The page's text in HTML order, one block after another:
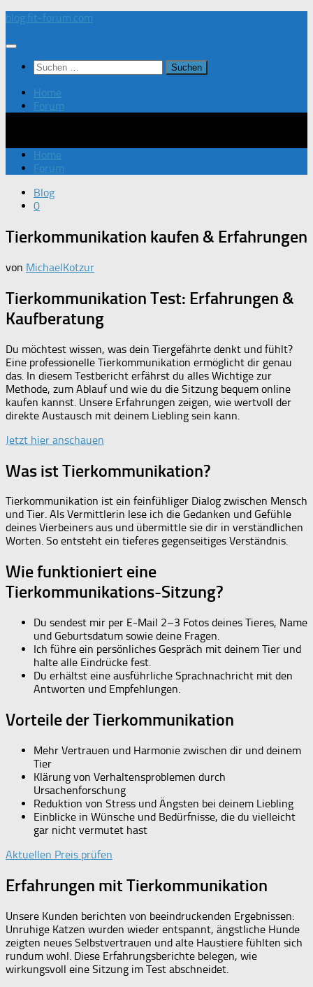
Zum
springen
blog.fit-forum.com
Suchen
nach:
Home
Forum
Home
Forum
Blog
0
Tierkommunikation kaufen & Erfahrungen
von MichaelKotzur
Tierkommunikation Test: Erfahrungen &
Kaufberatung
Du möchtest wissen, was dein Tiergefährte denkt und fühlt?
Eine professionelle Tierkommunikation ermöglicht dir genau
das. In diesem Testbericht erfährst du alles Wichtige zur
Methode, zum Ablauf und wie du die Sitzung bequem online
kaufen kannst. Unsere Erfahrungen zeigen, wie wertvoll der
direkte Austausch mit deinem Liebling sein kann.
Jetzt hier anschauen
Was ist Tierkommunikation?
Tierkommunikation ist ein feinfühliger Dialog zwischen Mensch
und Tier. Als Vermittlerin lese ich die Gedanken und Gefühle
deines Vierbeiners aus und übermittle sie dir in verständlichen
Worten. So entsteht ein tieferes gegenseitiges Verständnis.
Wie funktioniert eine
Tierkommunikations-Sitzung?
Du sendest mir per E-Mail 2–3 Fotos deines Tieres, Name
und Geburtsdatum sowie deine Fragen.
Ich führe ein persönliches Gespräch mit deinem Tier und
halte alle Eindrücke fest.
Du erhältst eine ausführliche Sprachnachricht mit den
Antworten und Empfehlungen.
Vorteile der Tierkommunikation
Mehr Vertrauen und Harmonie zwischen dir und deinem
Tier
Klärung von Verhaltensproblemen durch
Ursachenforschung
Reduktion von Stress und Ängsten bei deinem Liebling
Einblicke in Wünsche und Bedürfnisse, die du vielleicht
gar nicht vermutet hast
Aktuellen Preis prüfen
Erfahrungen mit Tierkommunikation
Unsere Kunden berichten von beeindruckenden Ergebnissen:
Unruhige Katzen wurden wieder entspannt, ängstliche Hunde
zeigten neues Selbstvertrauen und alte Haustiere fühlten sich
rundum wohl. Diese Erfahrungsberichte belegen, wie
wirkungsvoll eine Sitzung im Test abschneidet.